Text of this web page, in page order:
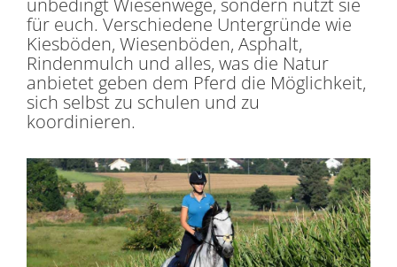
unbedingt Wiesenwege, sondern nützt sie
für euch. Verschiedene Untergründe wie
Kiesböden, Wiesenböden, Asphalt,
Rindenmulch und alles, was die Natur
anbietet geben dem Pferd die Möglichkeit,
sich selbst zu schulen und zu
koordinieren.